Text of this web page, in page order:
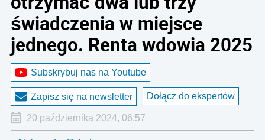
świadczenia w miejsce
jednego. Renta wdowia 2025
Subskrybuj nas na Youtube
Zapisz się na newsletter Dołącz do ekspertów
20 października 2024, 06:57